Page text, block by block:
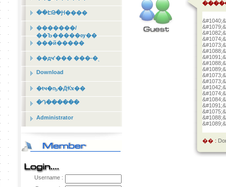
��ԷԹ�Ԩ����
�������/
��Ъ�����ѹ��
���й�����
��дҹʹ��� ���-�ͺ
Download
�ŧҹ�ҧ�Ԫҡ��
�Դ������
Administrator
Username :
�� :